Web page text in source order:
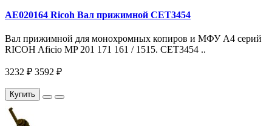
AE020164 Ricoh Вал прижимной CET3454
Вал прижимной для монохромных копиров и МФУ A4 серий
RICOH Aficio MP 201 171 161 / 1515. CET3454 ..
3232 ₽ 3592 ₽
Купить